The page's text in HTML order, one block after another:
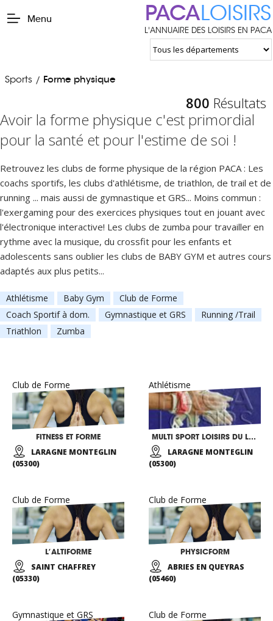
Menu PACALOISIRS
L'ANNUAIRE DES LOISIRS EN PACA
Sports / Forme physique
800 Résultats
Avoir la forme physique c'est primordial
pour la santé et pour l'estime de soi !
Retrouvez les clubs de forme physique de la région PACA : Les
coachs sportifs, les clubs d'athlétisme, de triathlon, de trail et de
running ... mais aussi de gymnastique et GRS... Moins commun :
l'exergaming pour des exercices physiques tout en jouant avec
l'électronique interactive! Les clubs de zumba pour travailler en
rythme avec la musique, du crossfit pour les enfants et
adolescents sans oublier les clubs de BABY GYM et autres cours
adaptés aux plus petits...
Athlétisme Baby Gym
Club de Forme
Coach Sportif à dom.
Gymnastique et GRS
Running /Trail
Triathlon
Zumba
Club de Forme
FITNESS ET FORME
LARAGNE MONTEGLIN
(05300)
Athlétisme
MULTI SPORT LOISIRS DU LARAGNAIS
LARAGNE MONTEGLIN
(05300)
Club de Forme
L’ALTIFORME
SAINT CHAFFREY
(05330)
Club de Forme
PHYSICFORM
ABRIES EN QUEYRAS
(05460)
Gymnastique et GRS Club de Forme